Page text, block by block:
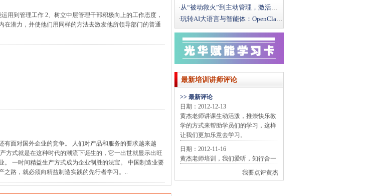
用到管理工作 2、树立中层管理干部积极向上的工作态度，
潜力，并使他们用同样的方法去激发他所领导部门的普通
面对国外企业的竞争。 人们对产品和服务的要求越来越
方式就是在这种时代的潮流下诞生的，它一出世就显示出旺
一时间精益生产方式成为企业制胜的法宝。 中国制造业要
之路，就必须向精益制造实践的先行者学习。..
·从“被动救火”到主动管理，激活一线班组效能
·玩转AI大语言与智能体：OpenClaw办公实战全攻
最新培训讲师评论
>> 最新评论
日期：2012-12-13
黄杰老师讲课生动活泼，推崇快乐教
学的方式来帮助学员们的学习，这样
让我们更加乐意去学习。
日期：2012-11-16
黄杰老师培训，我们爱听，知行合一
我要点评黄杰